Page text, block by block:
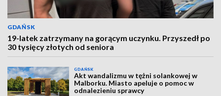
GDAŃSK
19-latek zatrzymany na gorącym uczynku. Przyszedł po
30 tysięcy złotych od seniora
GDAŃSK
Akt wandalizmu w tężni solankowej w
Malborku. Miasto apeluje o pomoc w
odnalezieniu sprawcy